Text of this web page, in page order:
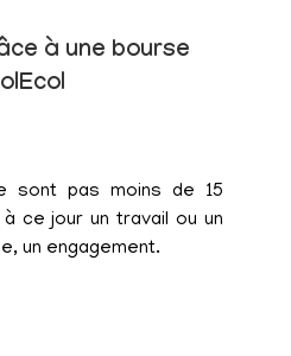
à une bourse
sont pas moins de 15
ce jour un travail ou un
un engagement.